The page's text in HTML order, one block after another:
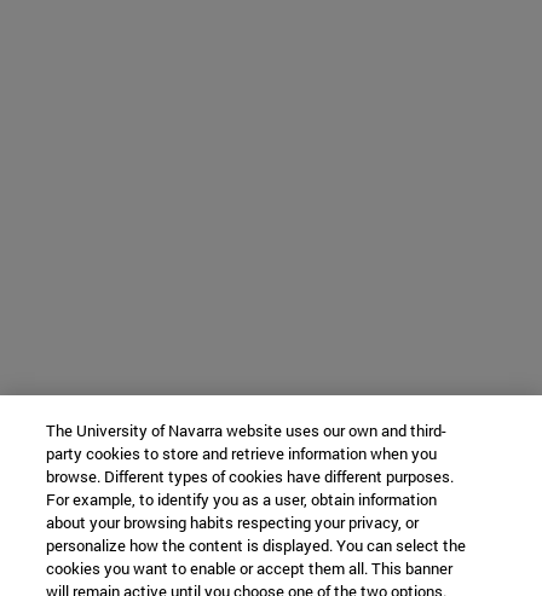
The University of Navarra website uses our own and third-
party cookies to store and retrieve information when you
browse. Different types of cookies have different purposes.
For example, to identify you as a user, obtain information
about your browsing habits respecting your privacy, or
personalize how the content is displayed. You can select the
cookies you want to enable or accept them all. This banner
will remain active until you choose one of the two options.